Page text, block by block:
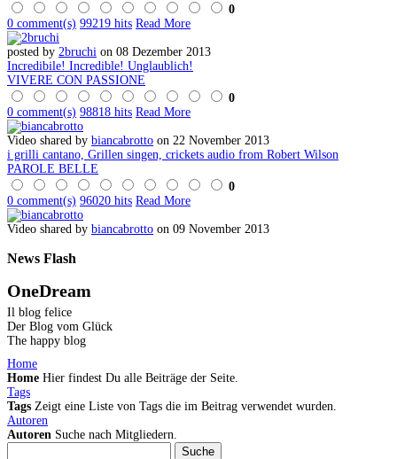
0
0 comment(s) 99219 hits Read More
posted by 2bruchi on 08 Dezember 2013
Incredibile! Incredible! Unglaublich!
VIVERE CON PASSIONE
0
0 comment(s) 98818 hits Read More
Video shared by biancabrotto on 22 November 2013
i grilli cantano, Grillen singen, crickets audio from Robert Wilson
PAROLE BELLE
0
0 comment(s) 96020 hits Read More
Video shared by biancabrotto on 09 November 2013
News Flash
OneDream
Il blog felice
Der Blog vom Glück
The happy blog
Home
Home Hier findest Du alle Beiträge der Seite.
Tags
Tags Zeigt eine Liste von Tags die im Beitrag verwendet wurden.
Autoren
Autoren Suche nach Mitgliedern.
Suche